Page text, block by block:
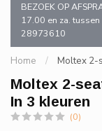
BEZOEK OP
17.00 en za.
28973610
Home / Moltex 2-
Moltex 2-
In 3 kleuren
(0)